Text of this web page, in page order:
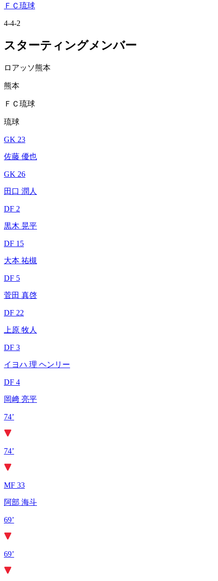
ＦＣ琉球
4-4-2
スターティングメンバー
ロアッソ熊本
熊本
ＦＣ琉球
琉球
GK 23
佐藤 優也
GK 26
田口 潤人
DF 2
黒木 晃平
DF 15
大本 祐槻
DF 5
菅田 真啓
DF 22
上原 牧人
DF 3
イヨハ 理 ヘンリー
DF 4
岡﨑 亮平
74’
74’
MF 33
阿部 海斗
69’
69’